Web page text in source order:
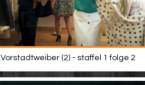
Vorstadtweiber (2) - staffel 1 folge 2